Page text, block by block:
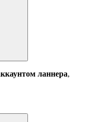
ланнера,